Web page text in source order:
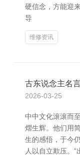
硬信念，方能迎
导
维修资讯
古东说念主名
2026-03-25
中中文化滚滚而
熠生辉。他们用
生的感悟，于今
人以自立欺压。